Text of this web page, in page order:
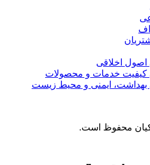
اخلاقی
خدمات و محصولات
ایمنی و محیط زیست
کیان محفوظ است.